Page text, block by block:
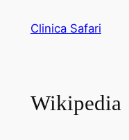
Clinica Safari
Wikipedia